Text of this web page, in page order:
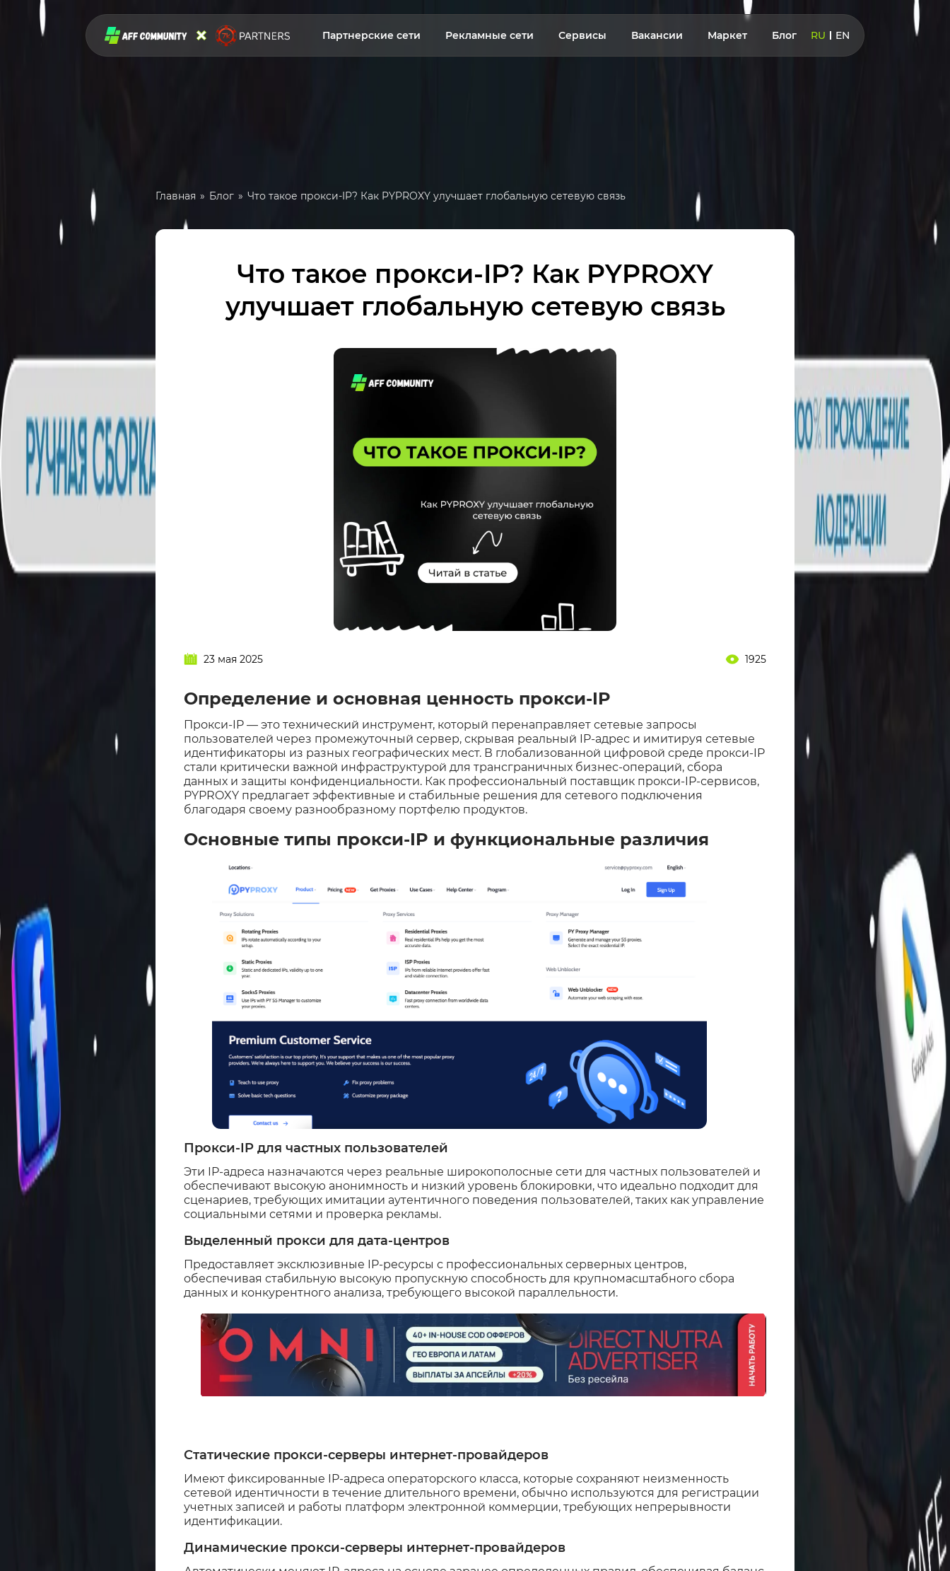
Партнерские сети Рекламные сети Сервисы Вакансии Маркет Блог RU EN
Главная Блог Что такое прокси-IP? Как PYPROXY улучшает глобальную сетевую связь
Что такое прокси-IP? Как PYPROXY
улучшает глобальную сетевую связь
23 мая 2025 1925
Определение и основная ценность прокси-IP
Прокси-IP — это технический инструмент, который перенаправляет сетевые запросы
пользователей через промежуточный сервер, скрывая реальный IP-адрес и имитируя сетевые
идентификаторы из разных географических мест. В глобализованной цифровой среде прокси-IP
стали критически важной инфраструктурой для трансграничных бизнес-операций, сбора
данных и защиты конфиденциальности. Как профессиональный поставщик прокси-IP-сервисов,
PYPROXY предлагает эффективные и стабильные решения для сетевого подключения
благодаря своему разнообразному портфелю продуктов.
Основные типы прокси-IP и функциональные различия
Прокси-IP для частных пользователей
Эти IP-адреса назначаются через реальные широкополосные сети для частных пользователей и
обеспечивают высокую анонимность и низкий уровень блокировки, что идеально подходит для
сценариев, требующих имитации аутентичного поведения пользователей, таких как управление
социальными сетями и проверка рекламы.
Выделенный прокси для дата-центров
Предоставляет эксклюзивные IP-ресурсы с профессиональных серверных центров,
обеспечивая стабильную высокую пропускную способность для крупномасштабного сбора
данных и конкурентного анализа, требующего высокой параллельности.
Статические прокси-серверы интернет-провайдеров
Имеют фиксированные IP-адреса операторского класса, которые сохраняют неизменность
сетевой идентичности в течение длительного времени, обычно используются для регистрации
учетных записей и работы платформ электронной коммерции, требующих непрерывности
идентификации.
Динамические прокси-серверы интернет-провайдеров